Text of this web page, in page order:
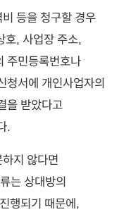
등을 청구할 경우
호, 사업장 주소,
주민등록번호나
청서에 개인사업자의
을 받았다고
.
지 않다면
는 상대방의
행되기 때문에,